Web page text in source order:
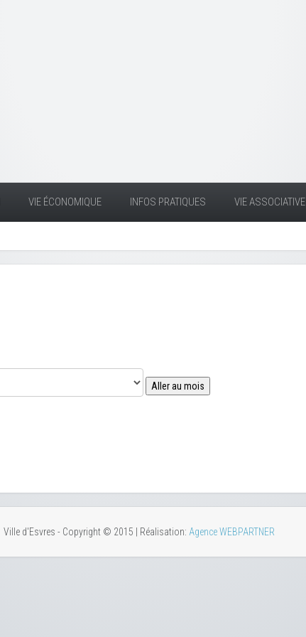
VIE ÉCONOMIQUE INFOS PRATIQUES VIE ASSOCIATIVE
Aller au mois
Ville d'Esvres - Copyright © 2015 | Réalisation: Agence WEBPARTNER